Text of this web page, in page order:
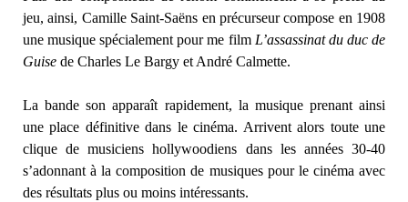
jeu, ainsi, Camille Saint-Saëns en précurseur compose en 1908
une musique spécialement pour me film L’assassinat du duc de
Guise de Charles Le Bargy et André Calmette.
La bande son apparaît rapidement, la musique prenant ainsi
une place définitive dans le cinéma. Arrivent alors toute une
clique de musiciens hollywoodiens dans les années 30-40
s’adonnant à la composition de musiques pour le cinéma avec
des résultats plus ou moins intéressants.